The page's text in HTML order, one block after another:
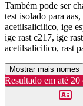
Também pode ser
test isolado para
acetilsalicilico, ige
ige rast c217, ige
acetilsalicilico, rast
Mostrar mais nomes
Resultado em até 20